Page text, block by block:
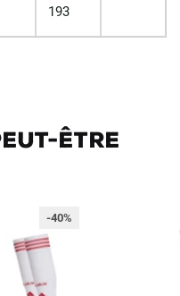
193
être
-40%